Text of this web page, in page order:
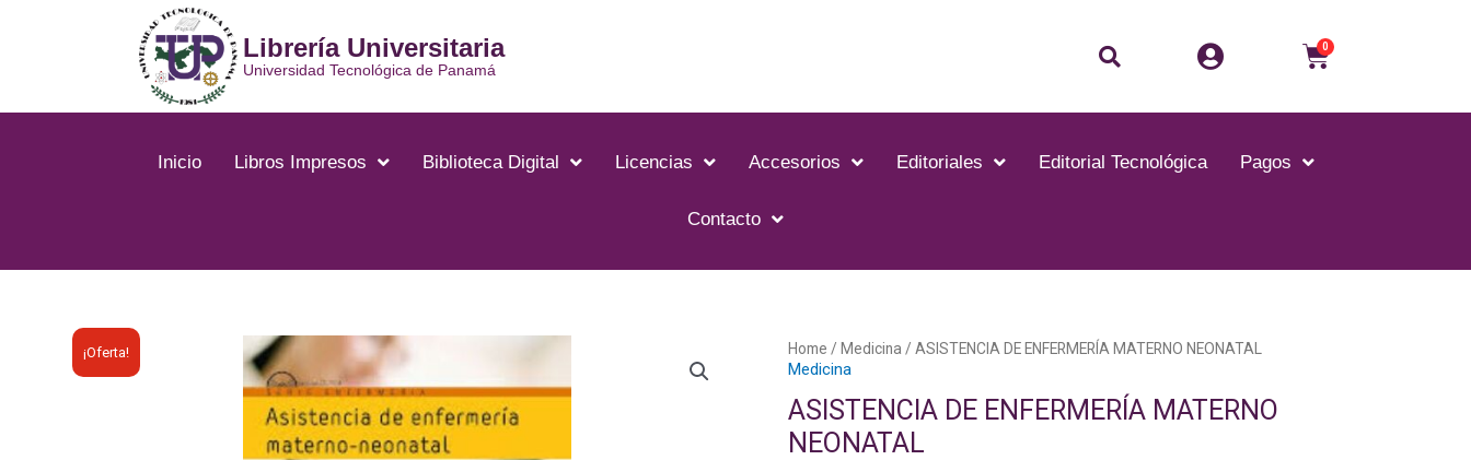
Librería Universitaria
Universidad Tecnológica de Panamá
0
Inicio Libros Impresos Biblioteca Digital Licencias Accesorios Editoriales Editorial Tecnológica Pagos
Contacto
¡Oferta! Home / Medicina / ASISTENCIA DE ENFERMERÍA MATERNO NEONATAL
Medicina
ASISTENCIA DE ENFERMERÍA MATERNO
NEONATAL